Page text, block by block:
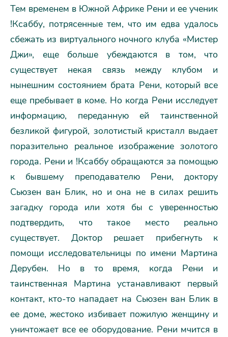
Тем временем в Южной Африке Рени и ее ученик
!Ксаббу, потрясенные тем, что им едва удалось
сбежать из виртуального ночного клуба «Мистер
Джи», еще больше убеждаются в том, что
существует некая связь между клубом и
нынешним состоянием брата Рени, который все
еще пребывает в коме. Но когда Рени исследует
информацию, переданную ей таинственной
безликой фигурой, золотистый кристалл выдает
поразительно реальное изображение золотого
города. Рени и !Ксаббу обращаются за помощью
к бывшему преподавателю Рени, доктору
Сьюзен ван Блик, но и она не в силах решить
загадку города или хотя бы с уверенностью
подтвердить, что такое место реально
существует. Доктор решает прибегнуть к
помощи исследовательницы по имени Мартина
Дерубен. Но в то время, когда Рени и
таинственная Мартина устанавливают первый
контакт, кто-то нападает на Сьюзен ван Блик в
ее доме, жестоко избивает пожилую женщину и
уничтожает все ее оборудование. Рени мчится в